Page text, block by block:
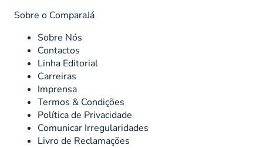
Sobre o ComparaJá
Sobre Nós
Contactos
Linha Editorial
Carreiras
Imprensa
Termos & Condições
Política de Privacidade
Comunicar Irregularidades
Livro de Reclamações